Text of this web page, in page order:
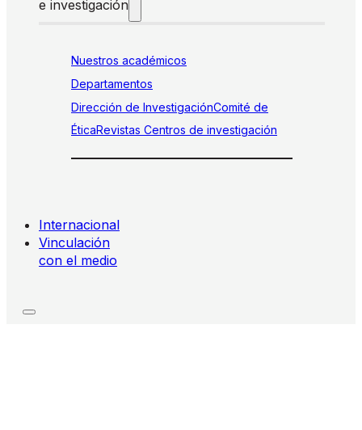
e investigación
Nuestros académicos
Departamentos
Dirección de InvestigaciónComité de
ÉticaRevistas Centros de investigación
Internacional
Vinculación
con el medio